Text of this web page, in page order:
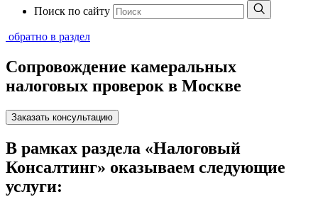
Поиск по сайту
обратно в раздел
Сопровождение камеральных
налоговых проверок в Москве
Заказать консультацию
В рамках раздела «Налоговый
Консалтинг» оказываем следующие
услуги: